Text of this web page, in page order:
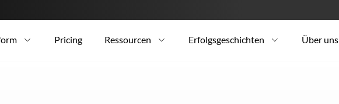
Pricing Ressourcen Erfolgsgeschichten Über uns